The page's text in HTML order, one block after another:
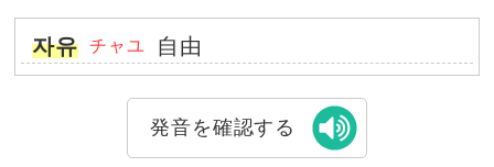
자유 チャユ 自由
発音を確認する